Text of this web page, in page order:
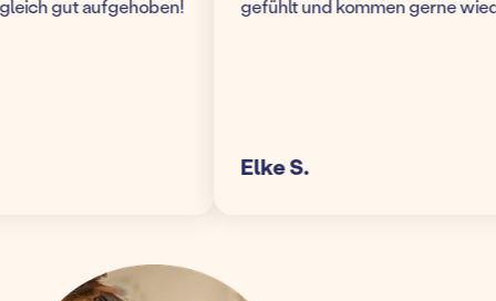
gut aufgehoben!
gefühlt und kommen gerne wieder!
Elke S.